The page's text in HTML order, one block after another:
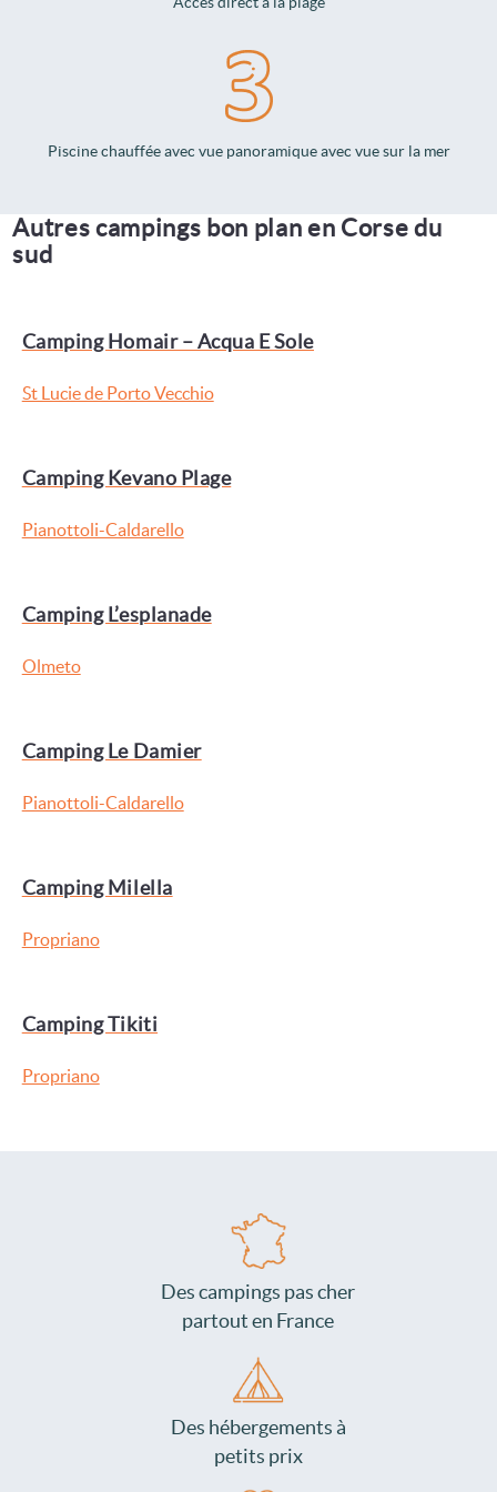
Piscine chauffée avec vue panoramique avec vue sur la mer
Autres campings bon plan en Corse du
sud
Camping Homair – Acqua E Sole
St Lucie de Porto Vecchio
Camping Kevano Plage
Pianottoli-Caldarello
Camping L’esplanade
Olmeto
Camping Le Damier
Pianottoli-Caldarello
Camping Milella
Propriano
Camping Tikiti
Propriano
Des campings pas cher
partout en France
Des hébergements à
petits prix